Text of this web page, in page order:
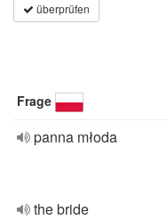
überprüfen
Frage
panna młoda
the bride